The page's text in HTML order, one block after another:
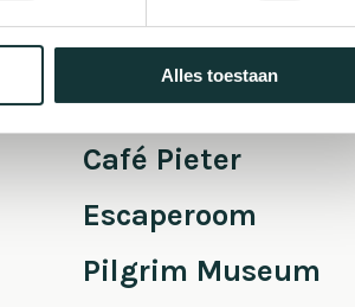
Alles toestaan
Café Pieter
Escaperoom
Pilgrim Museum